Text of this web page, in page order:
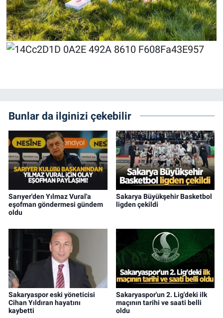
Bunlar da ilginizi çekebilir
Sarıyer'den Yılmaz Vural'a
eşofman göndermesi gündem
oldu
Sakarya Büyükşehir Basketbol
ligden çekildi
Sakaryaspor eski yöneticisi
Cihan Yıldıran hayatını
kaybetti
Sakaryaspor'un 2. Lig'deki ilk
maçının tarihi ve saati belli
oldu